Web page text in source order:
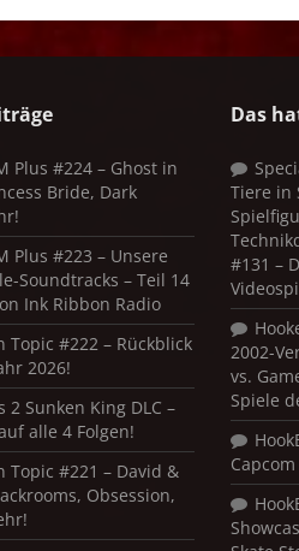
Plus #224 – Ghost in
Bride, Dark
Plus #223 – Unsere
Soundtracks – Teil 14
Ink Ribbon Radio
Topic #222 – Rückblick
2026!
2 Sunken King DLC –
alle 4 Folgen!
Topic #221 – David &
Obsession,
Das
Tiere in
#131 –
2002-
vs.
Spiele